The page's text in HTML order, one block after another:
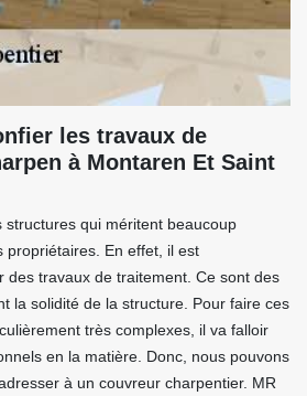
les travaux de
à Montaren Et Saint
structures qui méritent beaucoup
propriétaires. En effet, il est
des travaux de traitement. Ce sont des
la solidité de la structure. Pour faire ces
très complexes, il va falloir
en la matière. Donc, nous pouvons
à un couvreur charpentier. MR